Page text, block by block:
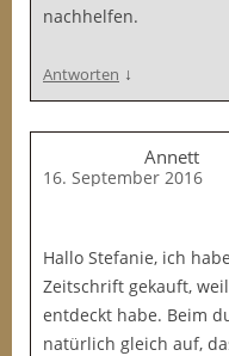
nachhelfen.
Antworten ↓
Annett
16. September 2016
Hallo Stefanie, ich
Zeitschrift gekauft,
entdeckt habe. Beim
natürlich gleich auf,